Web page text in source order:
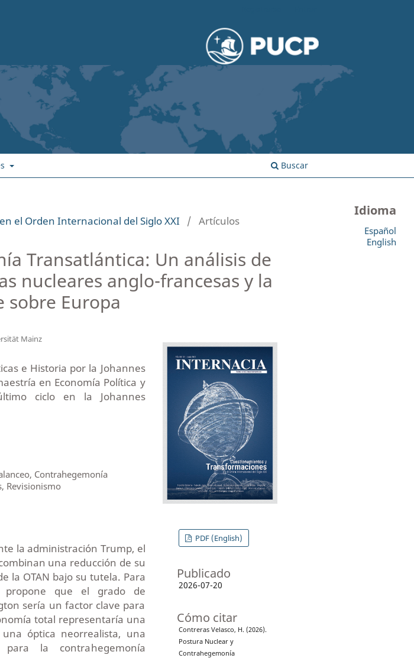
Buscar
el Orden Internacional del Siglo XXI
/ Artículos
Transatlántica: Un análisis de
nucleares anglo-francesas y la
Europa
Mainz
e Historia por la Johannes
en Economía Política y
ciclo en la Johannes
Contrahegemonía
Revisionismo
la administración Trump, el
una reducción de su
la OTAN bajo su tutela. Para
propone que el grado de
sería un factor clave para
total representaría una
óptica neorrealista, una
la contrahegemonía
PDF (English)
Publicado
2026-07-20
Cómo citar
Contreras Velasco, H. (2026).
Postura Nuclear y
Contrahegemonía
Idioma
Español
English